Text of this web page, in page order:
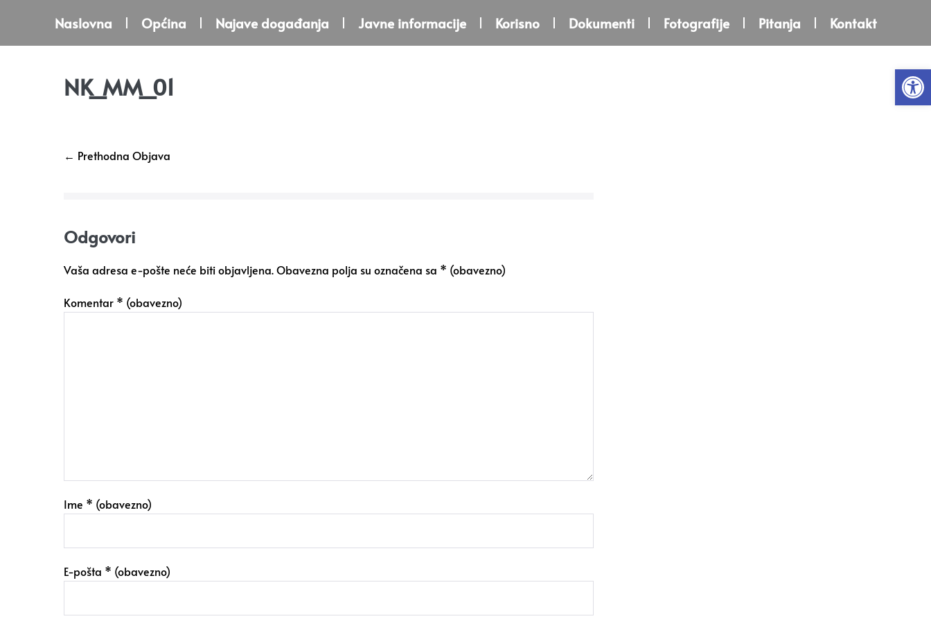
Naslovna Općina Najave događanja Javne informacije Korisno Dokumenti Fotografije Pitanja Kontakt
NK_MM_01
← Prethodna Objava
Odgovori
Vaša adresa e-pošte neće biti objavljena.Obavezna polja su označena sa * (obavezno)
Komentar * (obavezno)
Ime * (obavezno)
E-pošta * (obavezno)